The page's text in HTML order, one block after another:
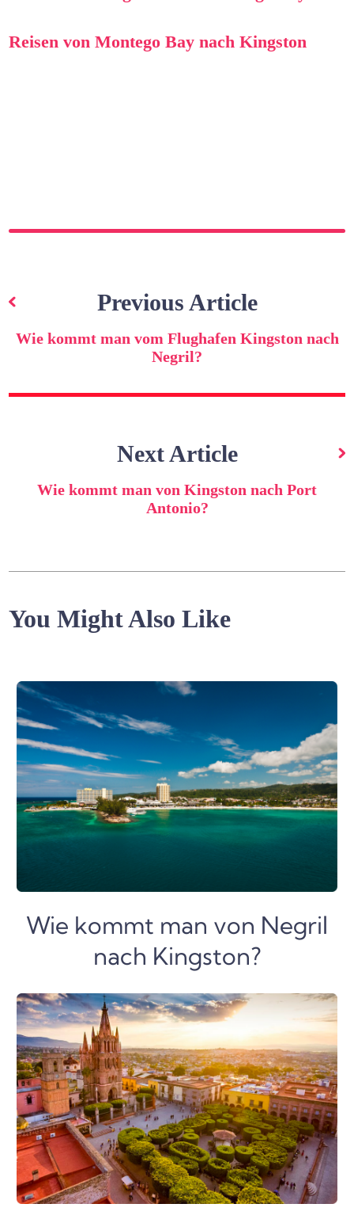
Reisen von Montego Bay nach Kingston
Previous Article
Wie kommt man vom Flughafen Kingston nach
Negril?
Next Article
Wie kommt man von Kingston nach Port
Antonio?
You Might Also Like
Wie kommt man von Negril
nach Kingston?